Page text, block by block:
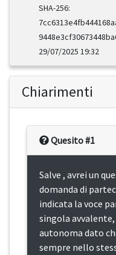
SHA-256:
29/07/2025 19:32
Chiarimenti
Quesito #1
Salve , avrei un
domanda di
indicata la voce
singola
autonoma dato
sempre nello